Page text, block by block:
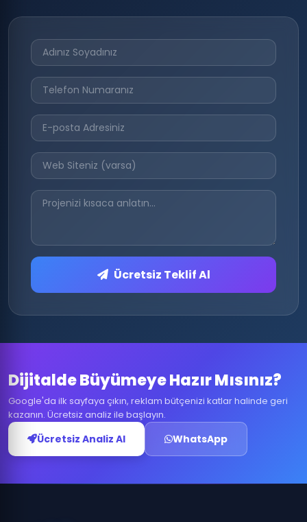
Ücretsiz Teklif Al
Dijitalde Büyümeye Hazır Mısınız?
Google'da ilk sayfaya çıkın, reklam bütçenizi katlar halinde geri
kazanın. Ücretsiz analiz ile başlayın.
Ücretsiz Analiz Al WhatsApp